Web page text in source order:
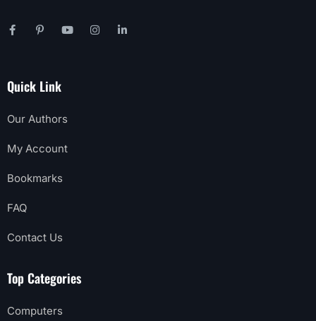
Quick Link
Our Authors
My Account
Bookmarks
FAQ
Contact Us
Top Categories
Computers